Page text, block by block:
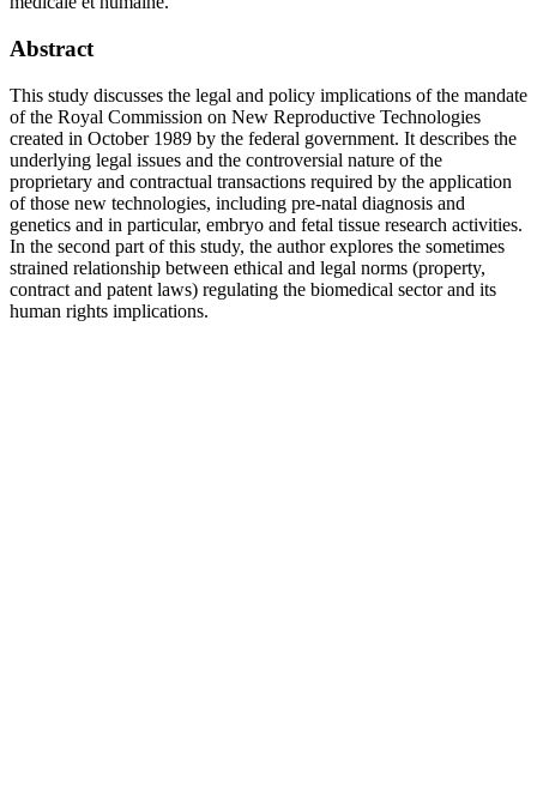
Abstract
This study discusses the legal and policy implications of the mandate
of the Royal Commission on New Reproductive Technologies
created in October 1989 by the federal government. It describes the
underlying legal issues and the controversial nature of the
proprietary and contractual transactions required by the application
of those new technologies, including pre-natal diagnosis and
genetics and in particular, embryo and fetal tissue research activities.
In the second part of this study, the author explores the sometimes
strained relationship between ethical and legal norms (property,
contract and patent laws) regulating the biomedical sector and its
human rights implications.